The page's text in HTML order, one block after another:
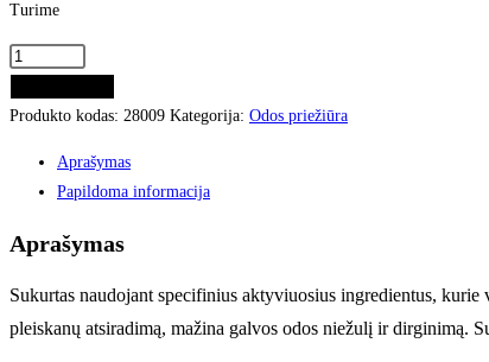
Turime
Produkto kodas: 28009 Kategorija: Odos priežiūra
Aprašymas
Papildoma informacija
Aprašymas
Sukurtas naudojant specifinius aktyviuosius ingredientus,
pleiskanų atsiradimą, mažina galvos odos niežulį ir dirginimą.